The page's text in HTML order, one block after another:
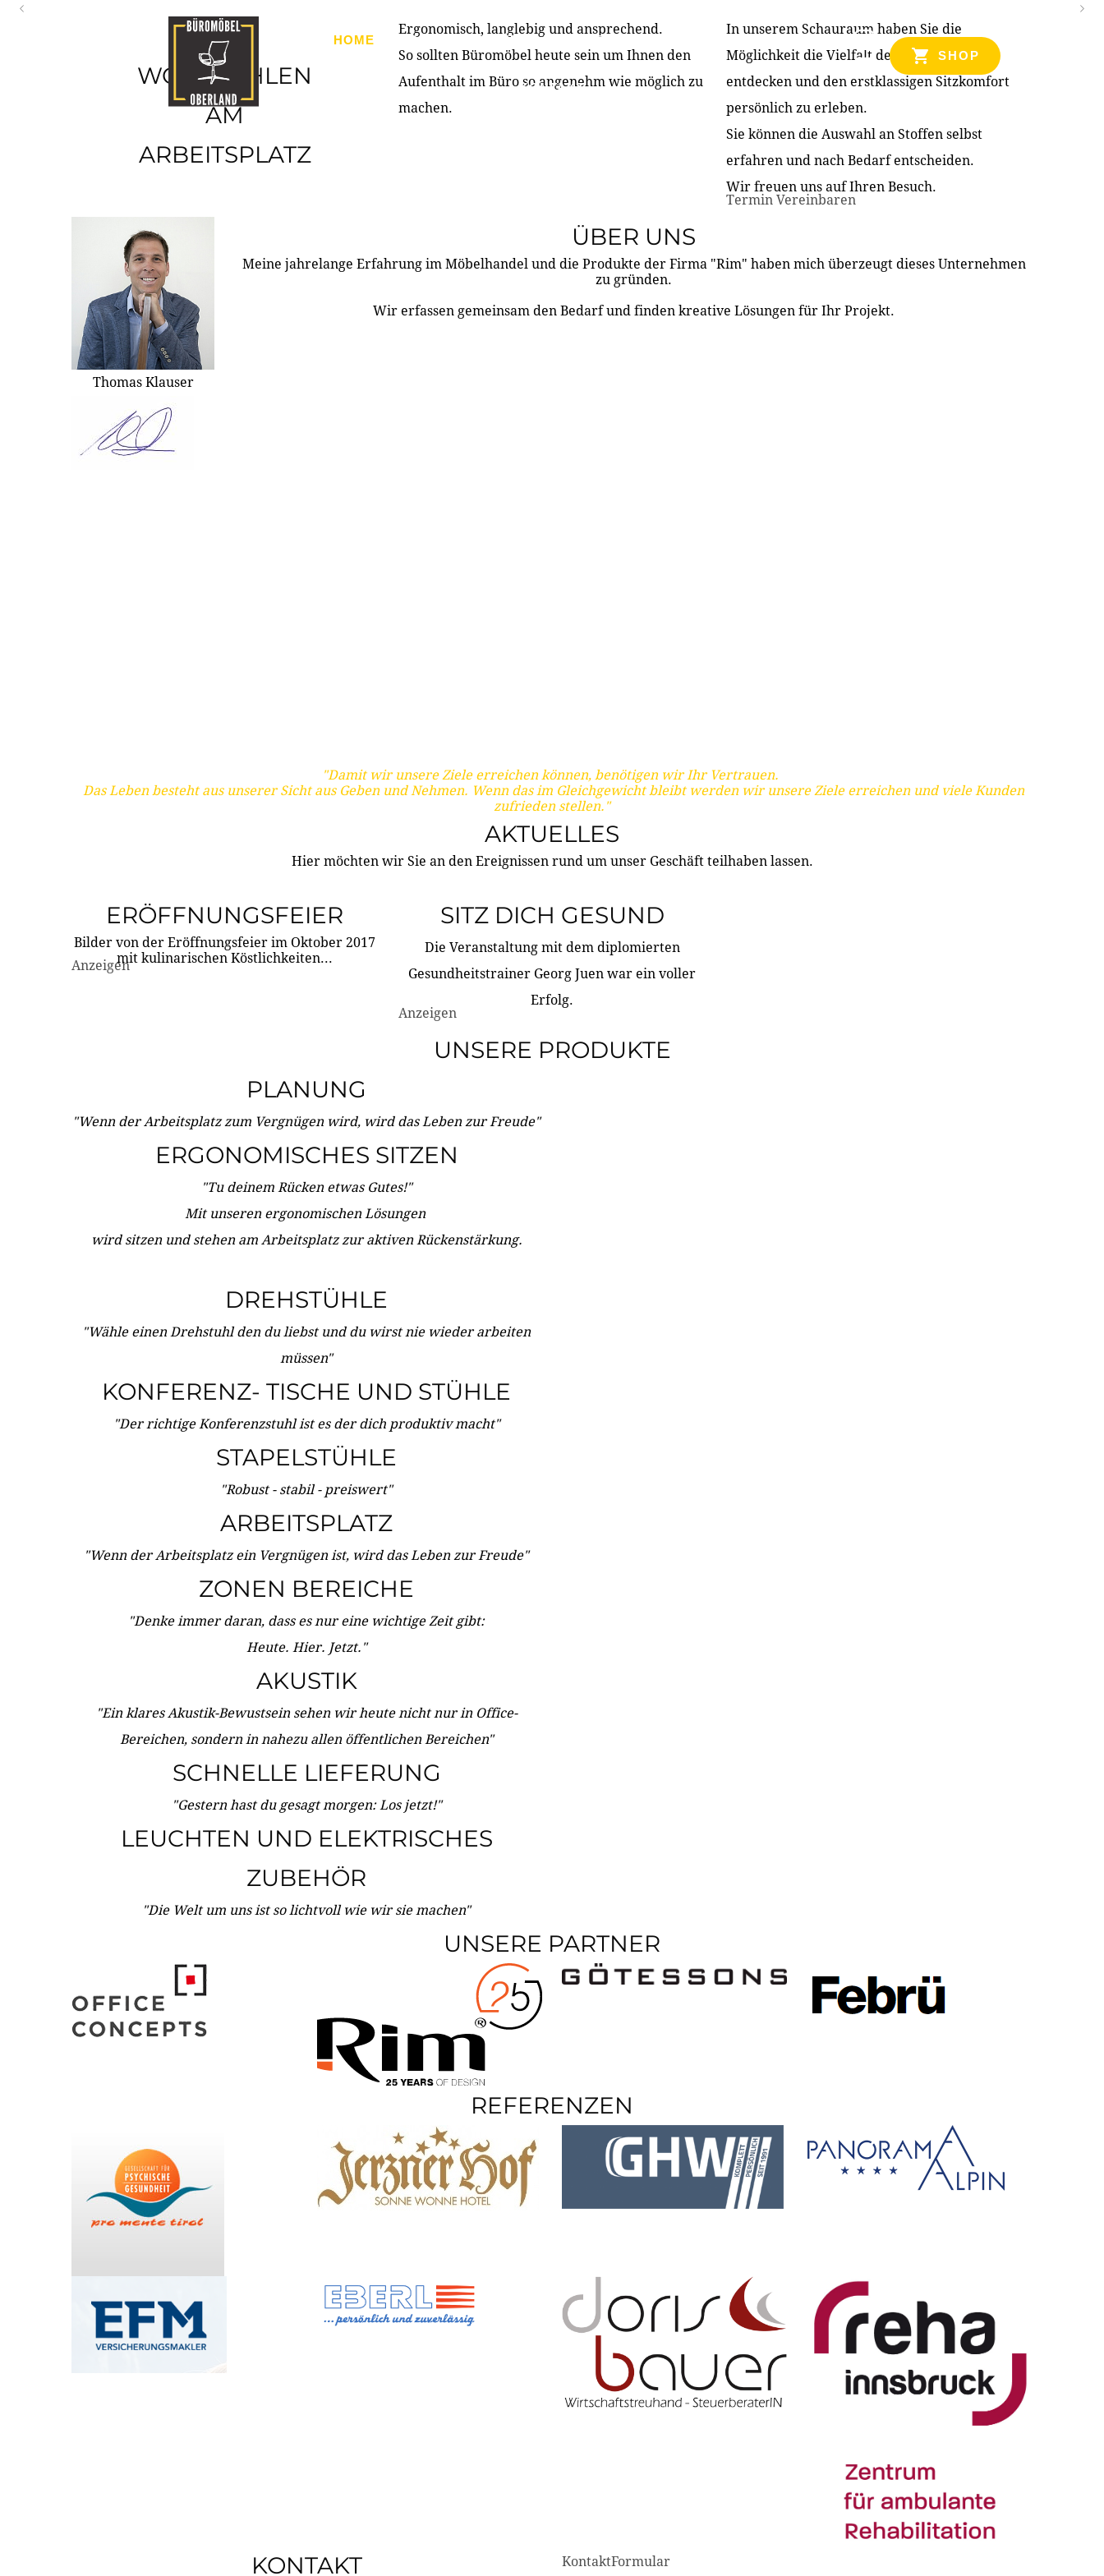
HOME PRODUKTE ÜBER UNS PARTNER & REFERENZEN
KONTAKT
SHOP
WOHLFÜHLEN
AM
ARBEITSPLATZ
Ergonomisch, langlebig und ansprechend.
So sollten Büromöbel heute sein um Ihnen den
Aufenthalt im Büro so angenehm wie möglich zu
machen.
In unserem Schauraum haben Sie die
Möglichkeit die Vielfalt der Produkte zu
entdecken und den erstklassigen Sitzkomfort
persönlich zu erleben.
Sie können die Auswahl an Stoffen selbst
erfahren und nach Bedarf entscheiden.
Wir freuen uns auf Ihren Besuch.
Termin Vereinbaren
Thomas Klauser
ÜBER UNS
Meine jahrelange Erfahrung im Möbelhandel und die Produkte der Firma "Rim" haben mich überzeugt dieses Unternehmen
zu gründen.
Wir erfassen gemeinsam den Bedarf und finden kreative Lösungen für Ihr Projekt.
"Damit wir unsere Ziele erreichen können, benötigen wir Ihr Vertrauen.
Das Leben besteht aus unserer Sicht aus Geben und Nehmen. Wenn das im Gleichgewicht bleibt werden wir unsere Ziele erreichen und viele Kunden
zufrieden stellen."
AKTUELLES
Hier möchten wir Sie an den Ereignissen rund um unser Geschäft teilhaben lassen.
ERÖFFNUNGSFEIER
Bilder von der Eröffnungsfeier im Oktober 2017
mit kulinarischen Köstlichkeiten...
Anzeigen
SITZ DICH GESUND
Die Veranstaltung mit dem diplomierten
Gesundheitstrainer Georg Juen war ein voller
Erfolg.
Anzeigen
UNSERE PRODUKTE
PLANUNG
"Wenn der Arbeitsplatz zum Vergnügen wird, wird das Leben zur Freude"
ERGONOMISCHES SITZEN
"Tu deinem Rücken etwas Gutes!"
Mit unseren ergonomischen Lösungen
wird sitzen und stehen am Arbeitsplatz zur aktiven Rückenstärkung.
DREHSTÜHLE
"Wähle einen Drehstuhl den du liebst und du wirst nie wieder arbeiten
müssen"
KONFERENZ- TISCHE UND STÜHLE
"Der richtige Konferenzstuhl ist es der dich produktiv macht"
STAPELSTÜHLE
"Robust - stabil - preiswert"
ARBEITSPLATZ
"Wenn der Arbeitsplatz ein Vergnügen ist, wird das Leben zur Freude"
ZONEN BEREICHE
"Denke immer daran, dass es nur eine wichtige Zeit gibt:
Heute. Hier. Jetzt."
AKUSTIK
"Ein klares Akustik-Bewustsein sehen wir heute nicht nur in Office-
Bereichen, sondern in nahezu allen öffentlichen Bereichen"
SCHNELLE LIEFERUNG
"Gestern hast du gesagt morgen: Los jetzt!"
LEUCHTEN UND ELEKTRISCHES
ZUBEHÖR
"Die Welt um uns ist so lichtvoll wie wir sie machen"
UNSERE PARTNER
REFERENZEN
KONTAKT KontaktFormular